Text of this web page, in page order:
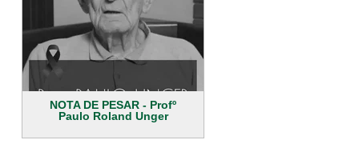
NOTA DE PESAR - Profº
Paulo Roland Unger